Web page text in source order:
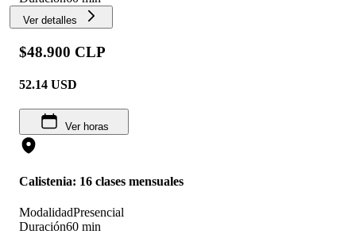
Ver detalles
$48.900 CLP
52.14 USD
Ver horas
Calistenia: 16 clases mensuales
ModalidadPresencial
Duración60 min